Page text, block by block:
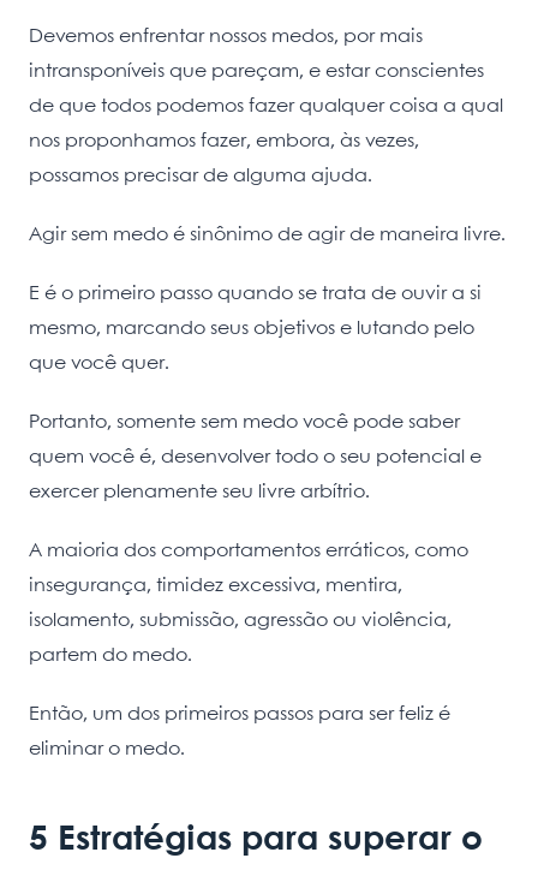
Devemos enfrentar nossos medos, por mais
intransponíveis que pareçam, e estar conscientes
de que todos podemos fazer qualquer coisa a qual
nos proponhamos fazer, embora, às vezes,
possamos precisar de alguma ajuda.
Agir sem medo é sinônimo de agir de maneira livre.
E é o primeiro passo quando se trata de ouvir a si
mesmo, marcando seus objetivos e lutando pelo
que você quer.
Portanto, somente sem medo você pode saber
quem você é, desenvolver todo o seu potencial e
exercer plenamente seu livre arbítrio.
A maioria dos comportamentos erráticos, como
insegurança, timidez excessiva, mentira,
isolamento, submissão, agressão ou violência,
partem do medo.
Então, um dos primeiros passos para ser feliz é
eliminar o medo.
5 Estratégias para superar o